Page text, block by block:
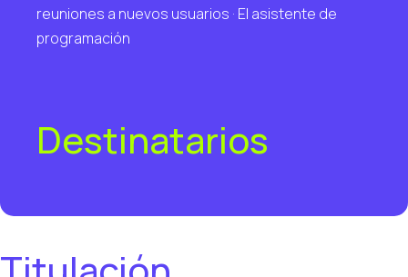
reuniones a nuevos usuarios · El asistente de
programación
Destinatarios